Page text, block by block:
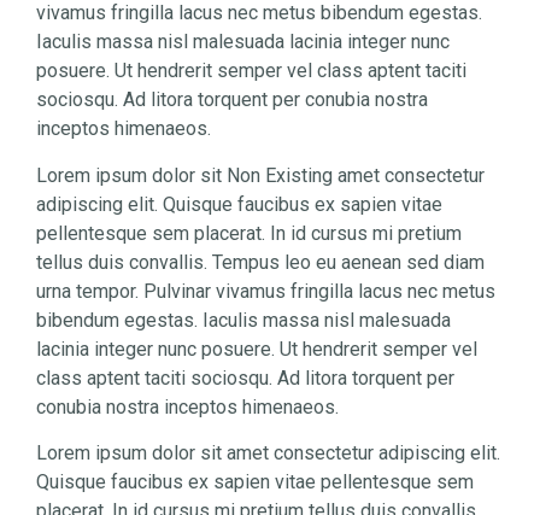
vivamus fringilla lacus nec metus bibendum egestas.
Iaculis massa nisl malesuada lacinia integer nunc
posuere. Ut hendrerit semper vel class aptent taciti
sociosqu. Ad litora torquent per conubia nostra
inceptos himenaeos.
Lorem ipsum dolor sit Non Existing amet consectetur
adipiscing elit. Quisque faucibus ex sapien vitae
pellentesque sem placerat. In id cursus mi pretium
tellus duis convallis. Tempus leo eu aenean sed diam
urna tempor. Pulvinar vivamus fringilla lacus nec metus
bibendum egestas. Iaculis massa nisl malesuada
lacinia integer nunc posuere. Ut hendrerit semper vel
class aptent taciti sociosqu. Ad litora torquent per
conubia nostra inceptos himenaeos.
Lorem ipsum dolor sit amet consectetur adipiscing elit.
Quisque faucibus ex sapien vitae pellentesque sem